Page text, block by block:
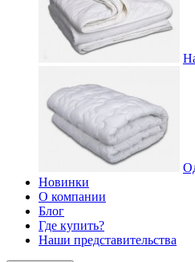
Новинки
О компании
Блог
Где купить?
Наши представительства